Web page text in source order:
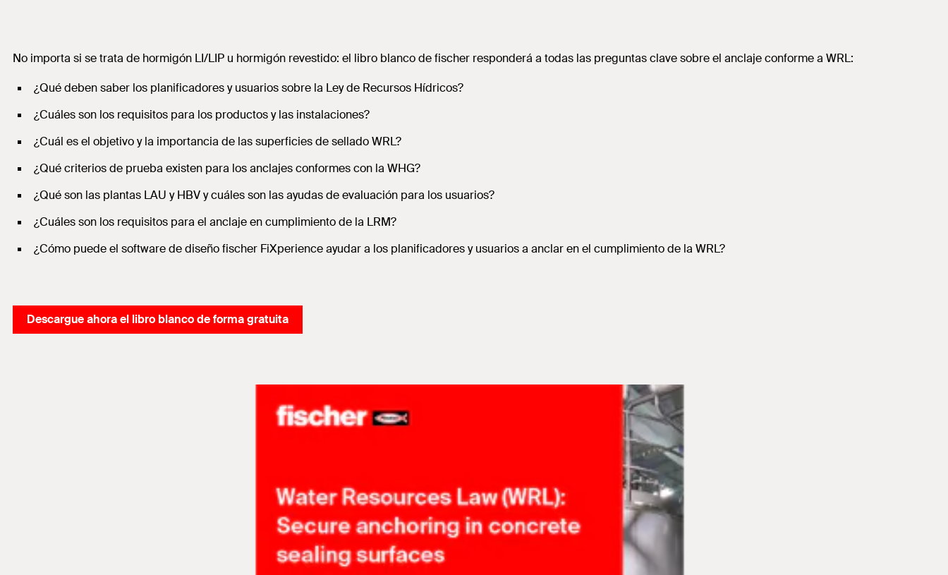
No importa si se trata de hormigón LI/LIP u hormigón revestido: el libro blanco de fischer responderá a todas las preguntas clave sobre el anclaje conforme a WRL:
¿Qué deben saber los planificadores y usuarios sobre la Ley de Recursos Hídricos?
¿Cuáles son los requisitos para los productos y las instalaciones?
¿Cuál es el objetivo y la importancia de las superficies de sellado WRL?
¿Qué criterios de prueba existen para los anclajes conformes con la WHG?
¿Qué son las plantas LAU y HBV y cuáles son las ayudas de evaluación para los usuarios?
¿Cuáles son los requisitos para el anclaje en cumplimiento de la LRM?
¿Cómo puede el software de diseño fischer FiXperience ayudar a los planificadores y usuarios a anclar en el cumplimiento de la WRL?
Descargue ahora el libro blanco de forma gratuita